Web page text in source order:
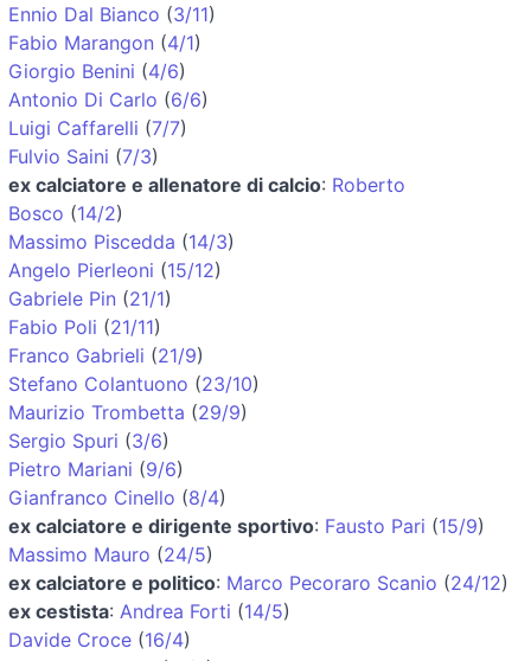
Ennio Dal Bianco (3/11)
Fabio Marangon (4/1)
Giorgio Benini (4/6)
Antonio Di Carlo (6/6)
Luigi Caffarelli (7/7)
Fulvio Saini (7/3)
ex calciatore e allenatore di calcio: Roberto
Bosco (14/2)
Massimo Piscedda (14/3)
Angelo Pierleoni (15/12)
Gabriele Pin (21/1)
Fabio Poli (21/11)
Franco Gabrieli (21/9)
Stefano Colantuono (23/10)
Maurizio Trombetta (29/9)
Sergio Spuri (3/6)
Pietro Mariani (9/6)
Gianfranco Cinello (8/4)
ex calciatore e dirigente sportivo: Fausto Pari (15/9)
Massimo Mauro (24/5)
ex calciatore e politico: Marco Pecoraro Scanio (24/12)
ex cestista: Andrea Forti (14/5)
Davide Croce (16/4)